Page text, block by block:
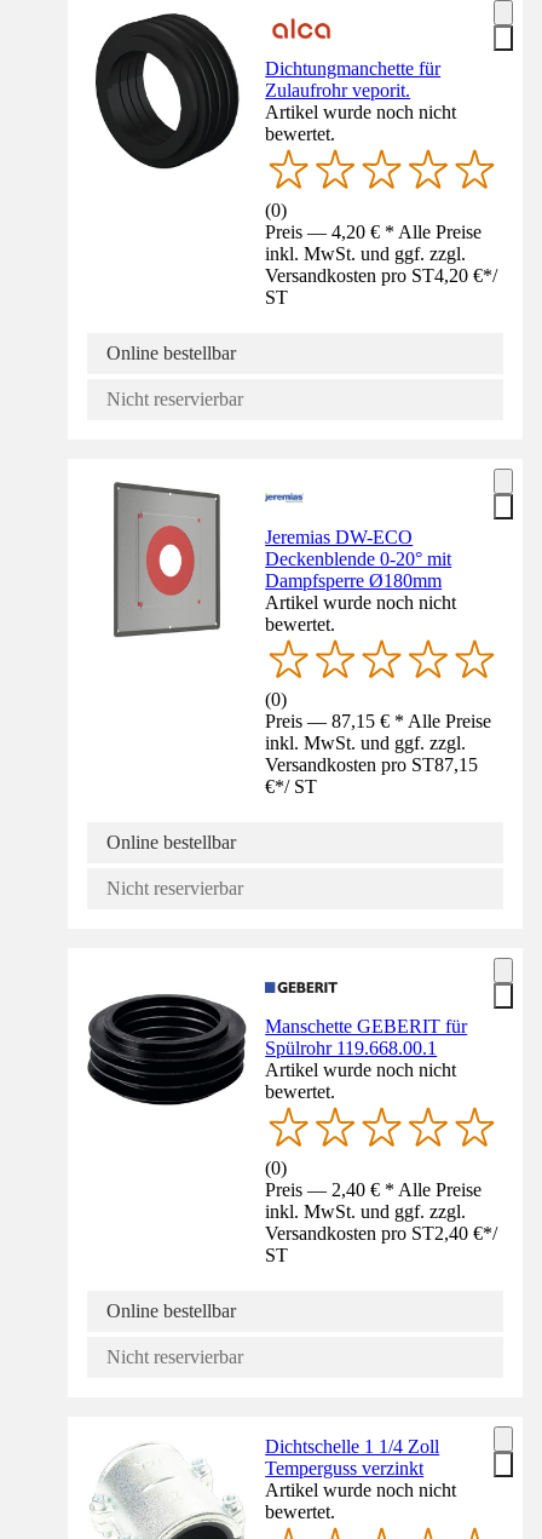
Dichtungmanchette für
Zulaufrohr veporit.
Artikel wurde noch nicht
bewertet.
(0)
Preis — 4,20 € * Alle Preise
inkl. MwSt. und ggf. zzgl.
Versandkosten pro ST4,20 €*/
ST
Online bestellbar
Nicht reservierbar
Jeremias DW-ECO
Deckenblende 0-20° mit
Dampfsperre Ø180mm
Artikel wurde noch nicht
bewertet.
(0)
Preis — 87,15 € * Alle Preise
inkl. MwSt. und ggf. zzgl.
Versandkosten pro ST87,15
€*/ ST
Online bestellbar
Nicht reservierbar
Manschette GEBERIT für
Spülrohr 119.668.00.1
Artikel wurde noch nicht
bewertet.
(0)
Preis — 2,40 € * Alle Preise
inkl. MwSt. und ggf. zzgl.
Versandkosten pro ST2,40 €*/
ST
Online bestellbar
Nicht reservierbar
Dichtschelle 1 1/4 Zoll
Temperguss verzinkt
Artikel wurde noch nicht
bewertet.